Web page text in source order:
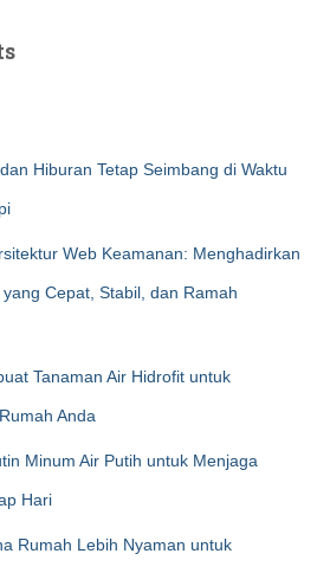
Hiburan Tetap Seimbang di Waktu
Web Keamanan: Menghadirkan
Cepat, Stabil, dan Ramah
Tanaman Air Hidrofit untuk
Anda
Minum Air Putih untuk Menjaga
Hari
Rumah Lebih Nyaman untuk